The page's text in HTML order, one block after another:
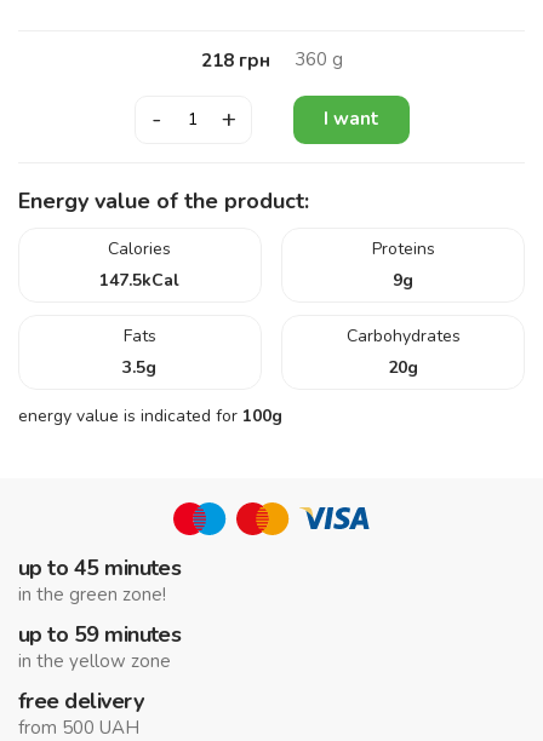
218грн 360 g
- + I want
Energy value of the product:
Calories
147.5kCal
Proteins
9g
Fats
3.5g
Carbohydrates
20g
energy value is indicated for 100g
up to 45 minutes
in the green zone!
up to 59 minutes
in the yellow zone
free delivery
from 500 UAH